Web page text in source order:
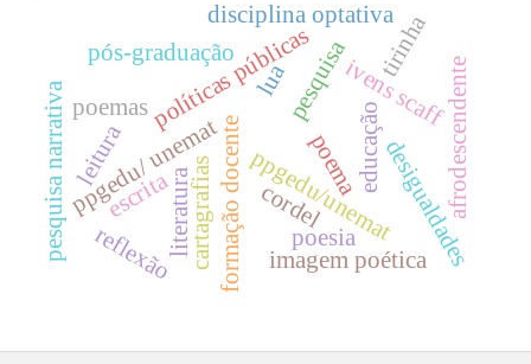
educação
políticas públicaspesquisa
formação docente
ppgedu/ unemat
pós-graduação
disciplina optativa
ppgedu/unematdesigualdades
pesquisa narrativa cartagrafias poema
lua ivens scaff
imagem poética
literatura
leitura
tirinha
escrita cordel
poesia
poemas afrodescendente
reflexão